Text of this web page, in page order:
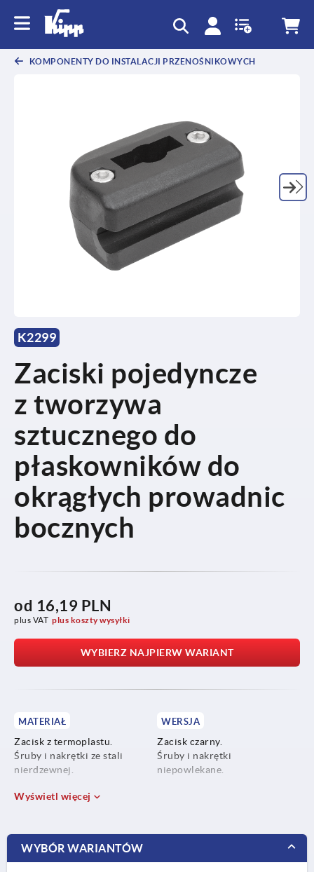
KOMPONENTY DO INSTALACJI PRZENOŚNIKOWYCH
K2299
Zaciski pojedyncze
z tworzywa
sztucznego do
płaskowników do
okrągłych prowadnic
bocznych
od 16,19 PLN
plus VAT plus koszty wysyłki
WYBIERZ NAJPIERW WARIANT
MATERIAŁ
Zacisk z termoplastu.
Śruby i nakrętki ze stali
nierdzewnej.
WERSJA
Zacisk czarny.
Śruby i nakrętki
niepowlekane.
Wyświetl więcej
WYBÓR WARIANTÓW